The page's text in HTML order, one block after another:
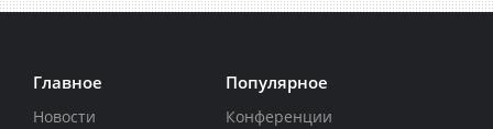
Главное
Новости
Популярное
Конференции